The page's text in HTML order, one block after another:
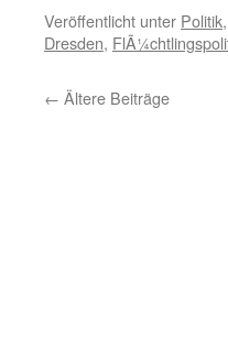
Veröffentlicht unter Politik,
Dresden,
← Ältere Beiträge